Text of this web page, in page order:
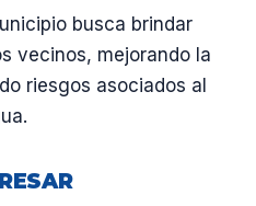
busca brindar
vecinos, mejorando la
riesgos asociados al